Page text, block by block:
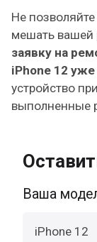
Не
мешать вашей
заявку на
iPhone 12 уже
устройство
выполненные
Ваша
iPhone 12